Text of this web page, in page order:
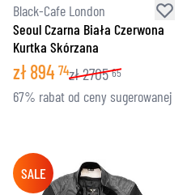
Black-Cafe London
Seoul Czarna Biała Czerwona
Kurtka Skórzana
zł894 74zł2705 65
67% rabat od ceny sugerowanej
SALE